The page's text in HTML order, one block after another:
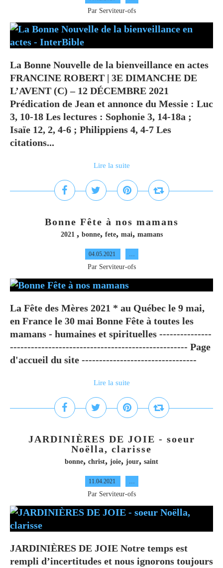
Par Serviteur-ofs
La Bonne Nouvelle de la bienveillance en actes
FRANCINE ROBERT | 3E DIMANCHE DE
L’AVENT (C) – 12 DÉCEMBRE 2021
Prédication de Jean et annonce du Messie : Luc
3, 10-18 Les lectures : Sophonie 3, 14-18a ;
Isaïe 12, 2, 4-6 ; Philippiens 4, 4-7 Les
citations...
Lire la suite
Bonne Fête à nos mamans
2021 , bonne, fete, mai, mamans
04.05.2021 …
Par Serviteur-ofs
La Fête des Mères 2021 * au Québec le 9 mai,
en France le 30 mai Bonne Fête à toutes les
mamans - humaines et spirituelles ---------------
--------------------------------------------------- Page
d'accueil du site ---------------------------------
Lire la suite
JARDINIÈRES DE JOIE - soeur
Noëlla, clarisse
bonne, christ, joie, jour, saint
11.04.2021 …
Par Serviteur-ofs
JARDINIÈRES DE JOIE Notre temps est
rempli d’incertitudes et nous ignorons toujours